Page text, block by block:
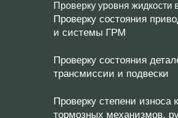
Проверку уровня жидкости
Проверку состояния
и системы ГРМ
Проверку состояния
трансмиссии и подвески
Проверку степени износа
тормозных механизмов,